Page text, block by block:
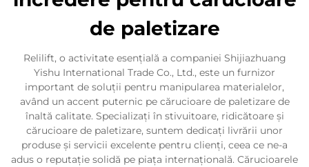
de paletizare
Relilift, o activitate esențială a companiei Shijiazhuang
Yishu International Trade Co., Ltd., este un furnizor
important de soluții pentru manipularea materialelor,
având un accent puternic pe cărucioare de paletizare de
înaltă calitate. Specializați în stivuitoare, ridicătoare și
cărucioare de paletizare, suntem dedicați livrării unor
produse și servicii excelente pentru clienți, ceea ce ne-a
adus o reputație solidă pe piața internațională. Cărucioarele